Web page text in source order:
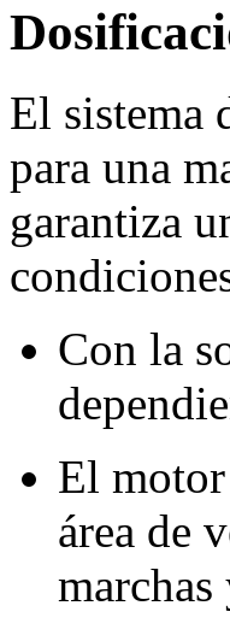
El sistema
para una
garantiza
Con la
El
área de